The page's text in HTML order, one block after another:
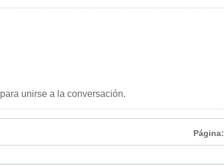
para unirse a la conversación.
Página: